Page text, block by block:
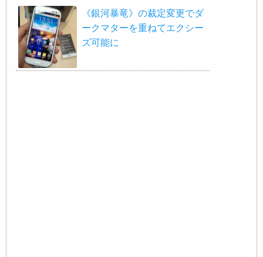
《銀河暴竜》の裁定変更でダ
ークマターを重ねてエクシー
ズ可能に